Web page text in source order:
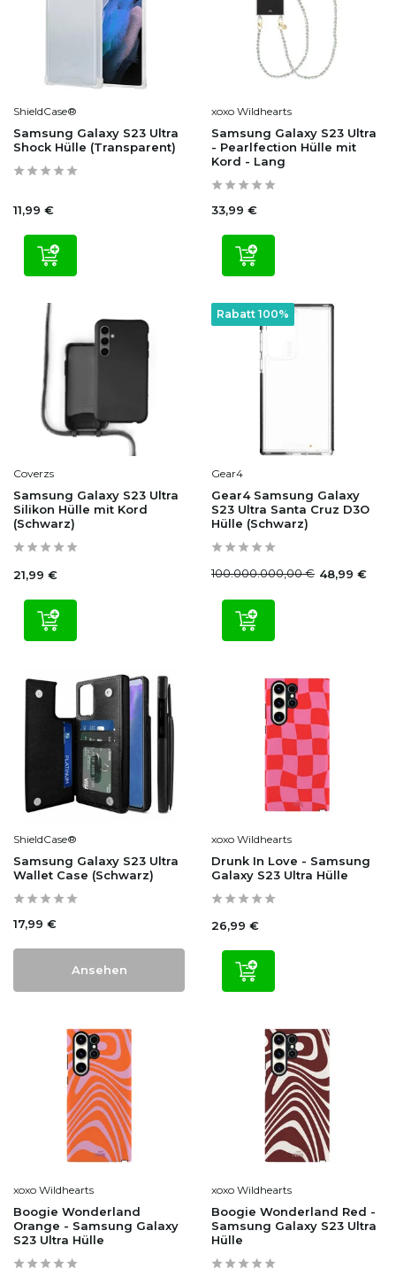
ShieldCase®
Samsung Galaxy S23 Ultra
Shock Hülle (Transparent)
11,99 €
xoxo Wildhearts
Samsung Galaxy S23 Ultra
- Pearlfection Hülle mit
Kord - Lang
33,99 €
Coverzs
Samsung Galaxy S23 Ultra
Silikon Hülle mit Kord
(Schwarz)
21,99 €
Rabatt 100%
Gear4
Gear4 Samsung Galaxy
S23 Ultra Santa Cruz D3O
Hülle (Schwarz)
100.000.000,00 € 48,99 €
ShieldCase®
Samsung Galaxy S23 Ultra
Wallet Case (Schwarz)
17,99 €
Ansehen
xoxo Wildhearts
Drunk In Love - Samsung
Galaxy S23 Ultra Hülle
26,99 €
xoxo Wildhearts
Boogie Wonderland
Orange - Samsung Galaxy
S23 Ultra Hülle
xoxo Wildhearts
Boogie Wonderland Red -
Samsung Galaxy S23 Ultra
Hülle